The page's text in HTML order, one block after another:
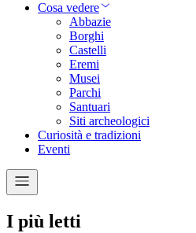
Cosa vedere
Abbazie
Borghi
Castelli
Eremi
Musei
Parchi
Santuari
Siti archeologici
Curiosità e tradizioni
Eventi
I più letti